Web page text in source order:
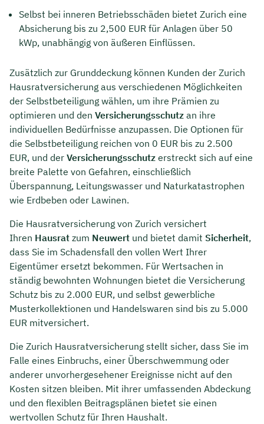
Selbst bei inneren Betriebsschäden bietet Zurich eine
Absicherung bis zu 2,500 EUR für Anlagen über 50
kWp, unabhängig von äußeren Einflüssen.
Zusätzlich zur Grunddeckung können Kunden der Zurich
Hausratversicherung aus verschiedenen Möglichkeiten
der Selbstbeteiligung wählen, um ihre Prämien zu
optimieren und den Versicherungsschutz an ihre
individuellen Bedürfnisse anzupassen. Die Optionen für
die Selbstbeteiligung reichen von 0 EUR bis zu 2.500
EUR, und der Versicherungsschutz erstreckt sich auf eine
breite Palette von Gefahren, einschließlich
Überspannung, Leitungswasser und Naturkatastrophen
wie Erdbeben oder Lawinen.
Die Hausratversicherung von Zurich versichert
Ihren Hausrat zum Neuwert und bietet damit Sicherheit,
dass Sie im Schadensfall den vollen Wert Ihrer
Eigentümer ersetzt bekommen. Für Wertsachen in
ständig bewohnten Wohnungen bietet die Versicherung
Schutz bis zu 2.000 EUR, und selbst gewerbliche
Musterkollektionen und Handelswaren sind bis zu 5.000
EUR mitversichert.
Die Zurich Hausratversicherung stellt sicher, dass Sie im
Falle eines Einbruchs, einer Überschwemmung oder
anderer unvorhergesehener Ereignisse nicht auf den
Kosten sitzen bleiben. Mit ihrer umfassenden Abdeckung
und den flexiblen Beitragsplänen bietet sie einen
wertvollen Schutz für Ihren Haushalt.